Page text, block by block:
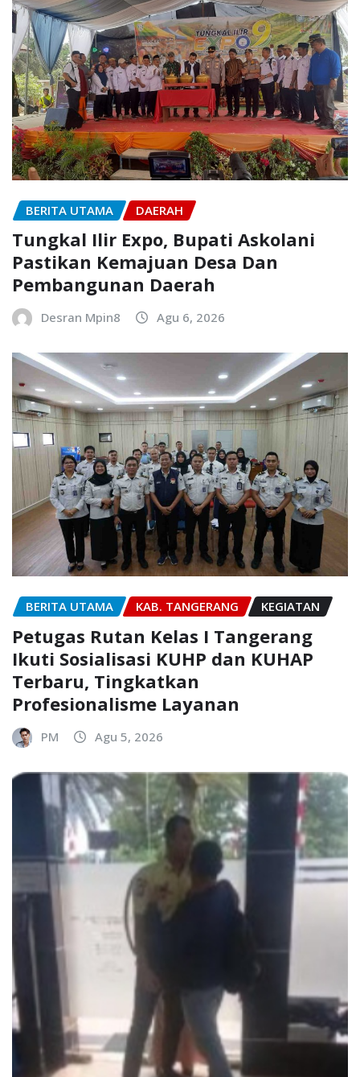
BERITA UTAMA DAERAH
Tungkal Ilir Expo, Bupati Askolani
Pastikan Kemajuan Desa Dan
Pembangunan Daerah
Desran Mpin8 Agu 6, 2026
BERITA UTAMA KAB. TANGERANG KEGIATAN
Petugas Rutan Kelas I Tangerang
Ikuti Sosialisasi KUHP dan KUHAP
Terbaru, Tingkatkan
Profesionalisme Layanan
PM Agu 5, 2026